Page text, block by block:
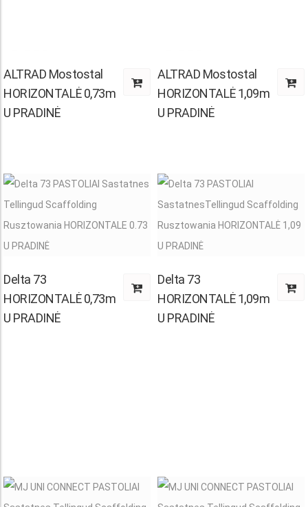
ALTRAD Mostostal
HORIZONTALĖ 0,73m
U PRADINĖ
ALTRAD Mostostal
HORIZONTALĖ 1,09m
U PRADINĖ
Delta 73
HORIZONTALĖ 0,73m
U PRADINĖ
Delta 73
HORIZONTALĖ 1,09m
U PRADINĖ